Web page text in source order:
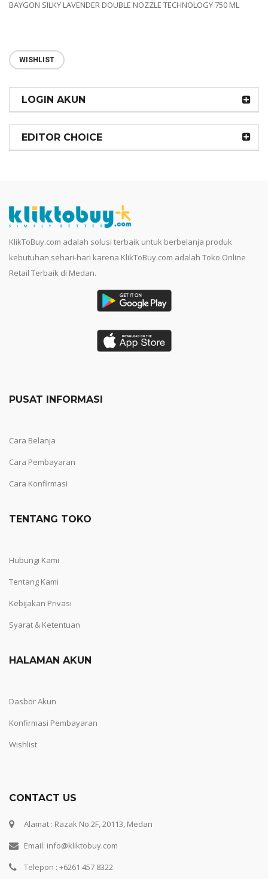
BAYGON SILKY LAVENDER DOUBLE NOZZLE TECHNOLOGY 750 ML
WISHLIST
LOGIN AKUN
EDITOR CHOICE
KlikToBuy.com adalah solusi terbaik untuk berbelanja produk
kebutuhan sehari-hari karena KlikToBuy.com adalah Toko Online
Retail Terbaik di Medan.
PUSAT INFORMASI
Cara Belanja
Cara Pembayaran
Cara Konfirmasi
TENTANG TOKO
Hubungi Kami
Tentang Kami
Kebijakan Privasi
Syarat & Ketentuan
HALAMAN AKUN
Dasbor Akun
Konfirmasi Pembayaran
Wishlist
CONTACT US
Alamat : Razak No.2F, 20113, Medan
Email: info@kliktobuy.com
Telepon : +6261 457 8322